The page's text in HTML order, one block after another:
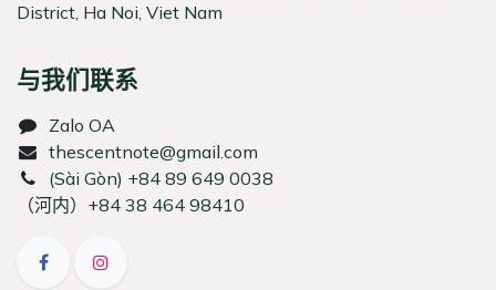
District, Ha Noi, Viet Nam
与我们联系
Zalo OA
thescentnote@gmail.com
͏(Sài Gòn) +84 89 649 0038
（河内）+84 38 464 98410